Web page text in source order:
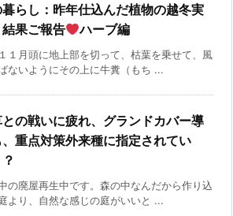
らし：昨年仕込んだ植物の越冬実
果ご報告
ハーブ編
１月頭に地上部を切って、枯葉を乗せて、風
ないようにその上に牛糞（もち ...
の戦いに疲れ、グランドカバー導
、重点対策外来種に指定されてい
の廃屋再生中です。森の中なんだから作り込
より、自然な感じの庭がいいと ...